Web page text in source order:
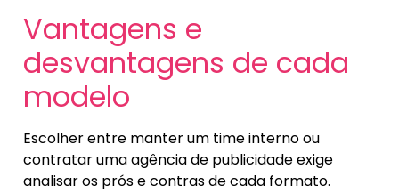
Vantagens e
desvantagens de cada
modelo
Escolher entre manter um time interno ou
contratar uma agência de publicidade exige
analisar os prós e contras de cada formato.